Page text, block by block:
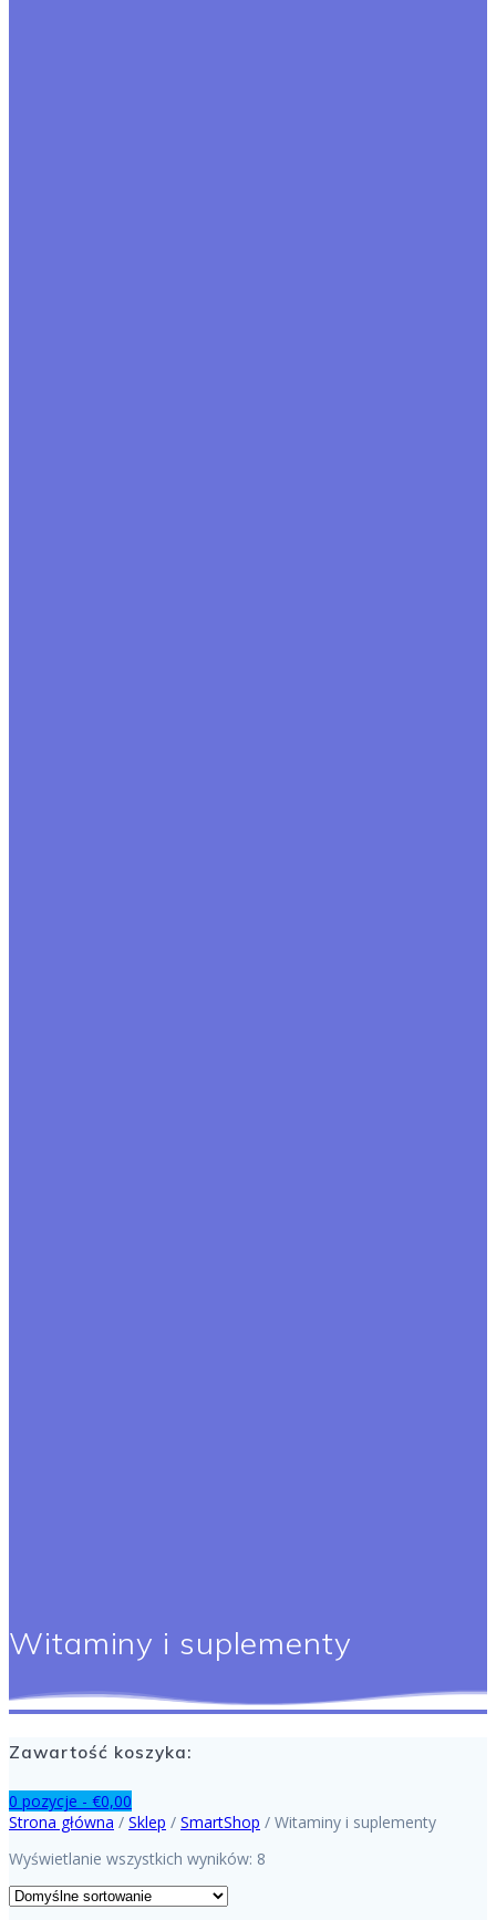
Witaminy i suplementy
Zawartość koszyka:
0 pozycje - €0,00
Strona główna / Sklep / SmartShop / Witaminy i suplementy
Wyświetlanie wszystkich wyników: 8